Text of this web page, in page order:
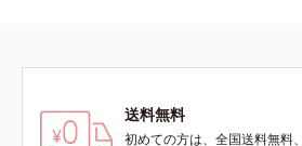
っとキープします。*1 ダイズステ
チルヘキサン酸ネオペンチルグリコ
ール、ネオペンタン酸イソデシル配
送料無料
初めての方は、全国送料無料